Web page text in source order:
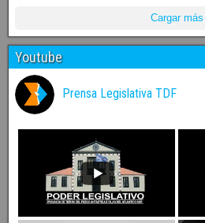
Cargar más
Youtube
Prensa Legislativa TDF